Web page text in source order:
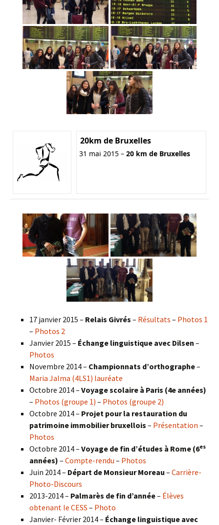
20km de Bruxelles
31 mai 2015 – 20 km de Bruxelles
17 janvier 2015 – Relais Givrés – Résultats – Photos 1
– Photos 2
Janvier 2015 – Échange linguistique avec Dilsen –
Photos
Novembre 2014 – Championnats d’orthographe–
Maria Jalma (4LS1) lauréate
Octobre 2014 – Voyage scolaire à Paris (4e années)
– Photos (groupe 1) – Photos (groupe 2)
Octobre 2014 – Projet pour la restauration du
patrimoine immobilier bruxellois – Présentation –
Photos
Octobre 2014 – Voyage de fin d’études à Rome (6es
années) – Compte-rendu – Photos
Juin 2014 – Départ de Monsieur Moreau – Carrière-
Photo-Discours
2013-2014 – Palmarès de fin d’année– Élèves
obtenant le CESS – Photo
Janvier- Février 2014 – Échange linguistique avec